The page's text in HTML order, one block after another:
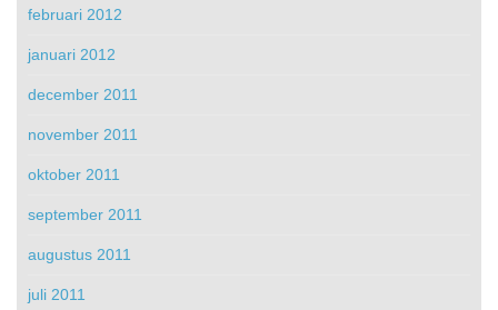
februari 2012
januari 2012
december 2011
november 2011
oktober 2011
september 2011
augustus 2011
juli 2011